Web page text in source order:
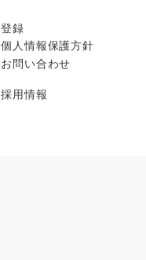
登録
個人情報保護方針
お問い合わせ
採用情報